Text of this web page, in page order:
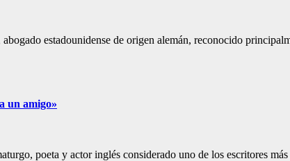
estadounidense de origen alemán, reconocido
un amigo»
poeta y actor inglés considerado uno de los escritores